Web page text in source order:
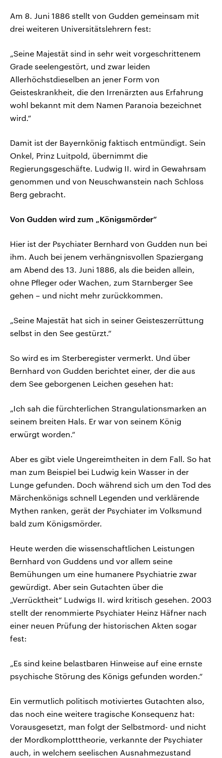
Am 8. Juni 1886 stellt von Gudden gemeinsam mit
drei weiteren Universitätslehrern fest:
„Seine Majestät sind in sehr weit vorgeschrittenem
Grade seelengestört, und zwar leiden
Allerhöchstdieselben an jener Form von
Geisteskrankheit, die den Irrenärzten aus Erfahrung
wohl bekannt mit dem Namen Paranoia bezeichnet
wird.“
Damit ist der Bayernkönig faktisch entmündigt. Sein
Onkel, Prinz Luitpold, übernimmt die
Regierungsgeschäfte. Ludwig II. wird in Gewahrsam
genommen und von Neuschwanstein nach Schloss
Berg gebracht.
Von Gudden wird zum „Königsmörder“
Hier ist der Psychiater Bernhard von Gudden nun bei
ihm. Auch bei jenem verhängnisvollen Spaziergang
am Abend des 13. Juni 1886, als die beiden allein,
ohne Pfleger oder Wachen, zum Starnberger See
gehen – und nicht mehr zurückkommen.
„Seine Majestät hat sich in seiner Geisteszerrüttung
selbst in den See gestürzt.“
So wird es im Sterberegister vermerkt. Und über
Bernhard von Gudden berichtet einer, der die aus
dem See geborgenen Leichen gesehen hat:
„Ich sah die fürchterlichen Strangulationsmarken an
seinem breiten Hals. Er war von seinem König
erwürgt worden.“
Aber es gibt viele Ungereimtheiten in dem Fall. So hat
man zum Beispiel bei Ludwig kein Wasser in der
Lunge gefunden. Doch während sich um den Tod des
Märchenkönigs schnell Legenden und verklärende
Mythen ranken, gerät der Psychiater im Volksmund
bald zum Königsmörder.
Heute werden die wissenschaftlichen Leistungen
Bernhard von Guddens und vor allem seine
Bemühungen um eine humanere Psychiatrie zwar
gewürdigt. Aber sein Gutachten über die
„Verrücktheit“ Ludwigs II. wird kritisch gesehen. 2003
stellt der renommierte Psychiater Heinz Häfner nach
einer neuen Prüfung der historischen Akten sogar
fest:
„Es sind keine belastbaren Hinweise auf eine ernste
psychische Störung des Königs gefunden worden.“
Ein vermutlich politisch motiviertes Gutachten also,
das noch eine weitere tragische Konsequenz hat:
Vorausgesetzt, man folgt der Selbstmord- und nicht
der Mordkomplotttheorie, verkannte der Psychiater
auch, in welchem seelischen Ausnahmezustand